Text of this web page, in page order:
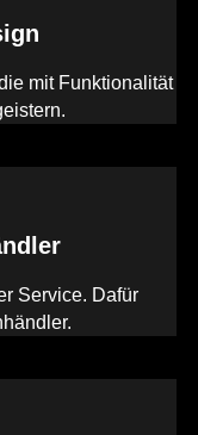
mit Funktionalität
Service. Dafür